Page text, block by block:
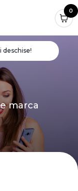
0
deschise!
marca